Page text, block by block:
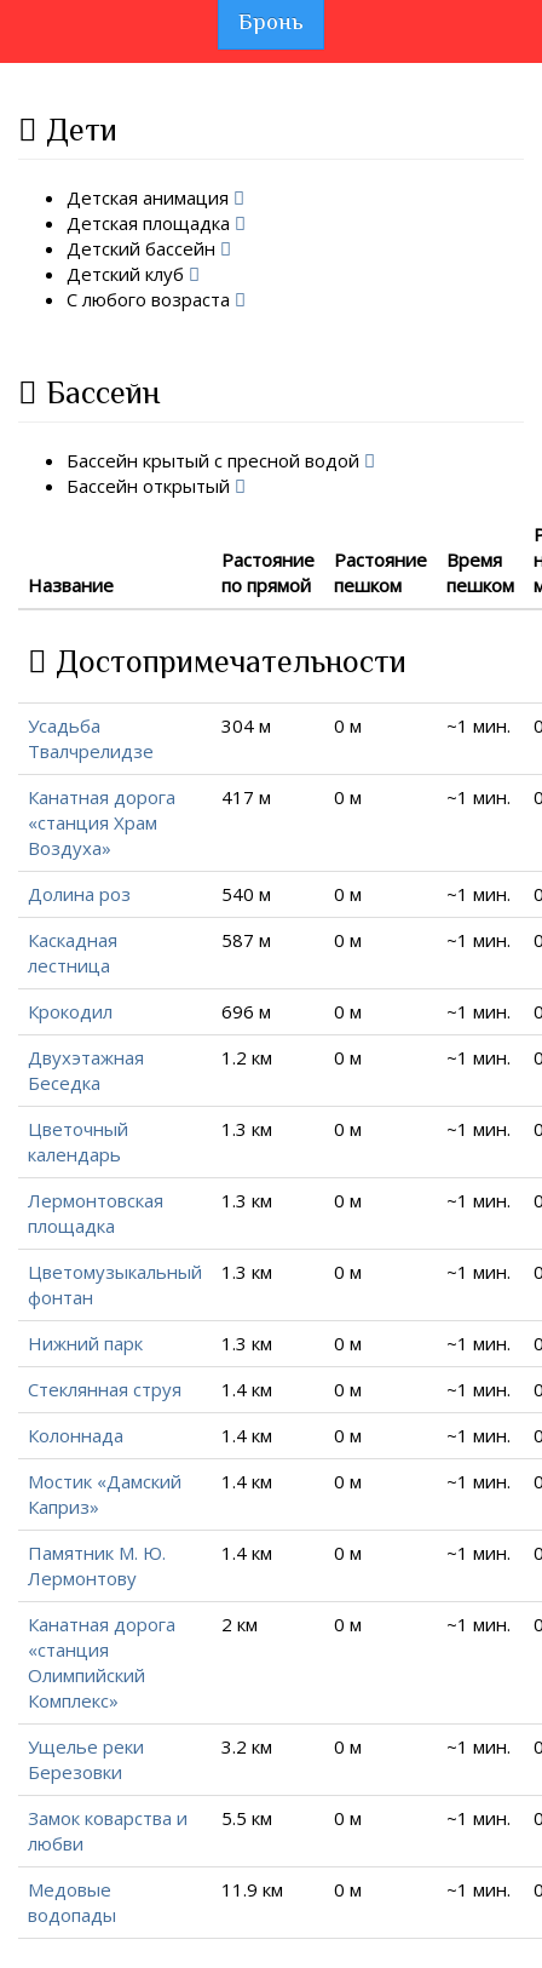
Бронь
Дети
Детская анимация
Детская площадка
Детский бассейн
Детский клуб
С любого возраста
Бассейн
Бассейн крытый с пресной водой
Бассейн открытый
Название
Растояние
по прямой
Растояние
пешком
Время
пешком
Достопримечательности
Усадьба
Твалчрелидзе
304 м 0 м ~1 мин.
Канатная дорога
«станция Храм
Воздуха»
417 м 0 м ~1 мин.
Долина роз 540 м 0 м ~1 мин.
Каскадная
лестница
587 м 0 м ~1 мин.
Крокодил 696 м 0 м ~1 мин.
Двухэтажная
Беседка
1.2 км 0 м ~1 мин.
Цветочный
календарь
1.3 км 0 м ~1 мин.
Лермонтовская
площадка
1.3 км 0 м ~1 мин.
Цветомузыкальный
фонтан
1.3 км 0 м ~1 мин.
Нижний парк 1.3 км 0 м ~1 мин.
Стеклянная струя
1.4 км 0 м ~1 мин.
Колоннада
1.4 км 0 м ~1 мин.
Мостик «Дамский
Каприз»
1.4 км 0 м ~1 мин.
Памятник М. Ю.
Лермонтову
1.4 км 0 м ~1 мин.
Канатная дорога
«станция
Олимпийский
Комплекс»
2 км 0 м ~1 мин.
Ущелье реки
Березовки
3.2 км 0 м ~1 мин.
Замок коварства и
любви
5.5 км 0 м ~1 мин.
Медовые
водопады
11.9 км 0 м ~1 мин.